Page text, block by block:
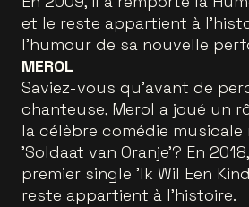
et le reste appartient à
l'humour de sa nouvelle
MEROL
Saviez-vous qu'avant de
chanteuse, Merol a joué un
la célèbre comédie musicale
'Soldaat van Oranje'? En
premier single 'Ik Wil Een
reste appartient à l'histoire.